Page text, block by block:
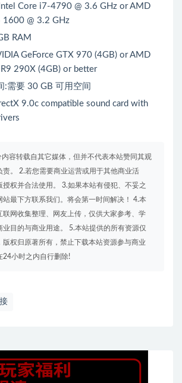
Core i7-4790 @ 3.6 GHz or AMD
1600 @ 3.2 GHz
RAM
GeForce GTX 970 (4GB) or AMD
R9 290X (4GB) or better
:需要 30 GB 可用空间
9.0c compatible sound card with
内容转载自其它媒体，但并不代表本站赞同其观
责。 2.若您需要商业运营或用于其他商业活
授权并合法使用。 3.如果本站有侵犯、不妥之
站最下方联系我们。将会第一时间解决！ 4.本
联网收集整理、网友上传，仅供大家参考、学
业目的与商业用途。 5.本站提供的所有资源仅
版权归原著所有，禁止下载本站资源参与商业
24小时之内自行删除!